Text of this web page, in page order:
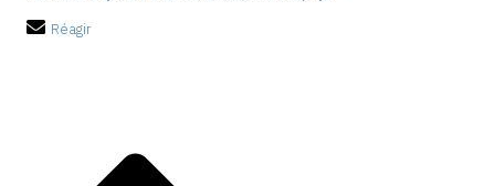
Réagir